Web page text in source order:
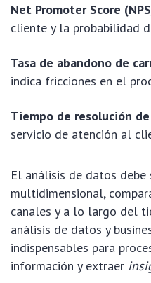
Net Promoter Score
cliente y la probabilidad
Tasa de abandono de
indica fricciones en el
Tiempo de resolución
servicio de atención al
El análisis de datos debe
multidimensional,
canales y a lo largo del
análisis de datos y
indispensables para
información y extraer